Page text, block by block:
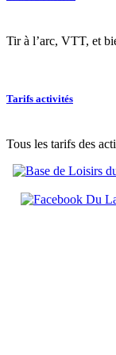
Tir à l’arc, VTT, et
Tarifs activités
Tous les tarifs des